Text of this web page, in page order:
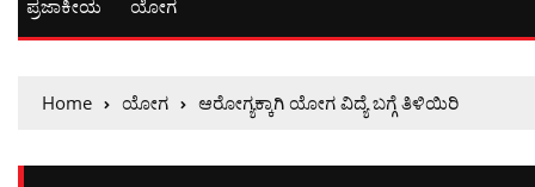
ಪ್ರಜಾಕೀಯ ಯೋಗ
Home ಯೋಗ ಆರೋಗ್ಯಕ್ಕಾಗಿ ಯೋಗ ವಿದ್ಯೆ ಬಗ್ಗೆ ತಿಳಿಯಿರಿ